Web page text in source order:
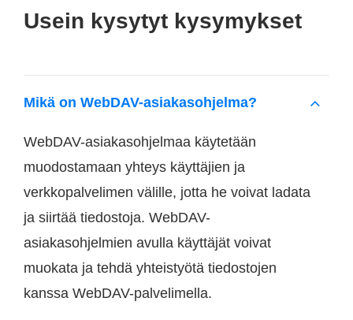
Usein kysytyt kysymykset
Mikä on WebDAV-asiakasohjelma?
WebDAV-asiakasohjelmaa käytetään
muodostamaan yhteys käyttäjien ja
verkkopalvelimen välille, jotta he voivat ladata
ja siirtää tiedostoja. WebDAV-
asiakasohjelmien avulla käyttäjät voivat
muokata ja tehdä yhteistyötä tiedostojen
kanssa WebDAV-palvelimella.